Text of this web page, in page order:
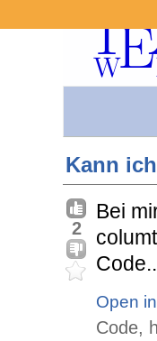
Kann
2
Bei
Open
Code,